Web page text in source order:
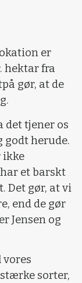
er
hektar fra
gør, at de
det tjener os
godt herude.
ikke
et barskt
Det gør, at vi
end de gør
Jensen og
sorter,